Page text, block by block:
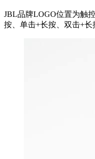
JBL品牌LOGO位置为触
按、单击+长按、双击+长